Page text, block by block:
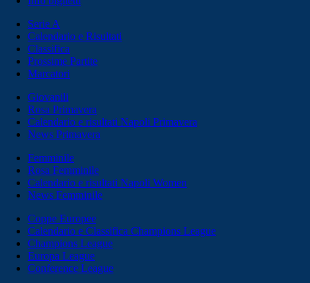
Serie A
Calendario e Risultati
Classifica
Prossime Partite
Marcatori
Giovanili
Rosa Primavera
Calendario e risultati Napoli Primavera
News Primavera
Femminile
Rosa Femminile
Calendario e risultati Napoli Women
News Femminile
Coppe Europee
Calendario e Classifica Champions League
Champions League
Europa League
Conference League